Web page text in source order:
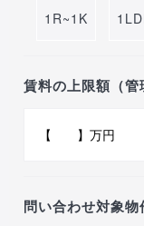
1R~1K
賃料の上限額（管
問い合わせ対象物